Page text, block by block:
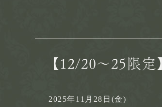
【12/20～25限
2025年11月28日(金)